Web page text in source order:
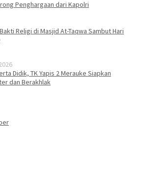
Penghargaan dari Kapolri
Religi di Masjid At-Taqwa Sambut Hari
Didik, TK Yapis 2 Merauke Siapkan
dan Berakhlak